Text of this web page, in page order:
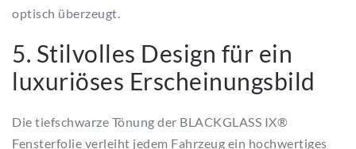
optisch überzeugt.
5. Stilvolles Design für ein
luxuriöses Erscheinungsbild
Die tiefschwarze Tönung der BLACKGLASS IX®
Fensterfolie verleiht jedem Fahrzeug ein hochwertiges